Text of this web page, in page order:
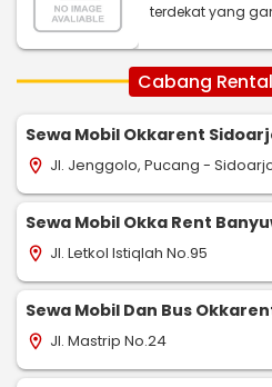
terdekat yang
Cabang
Sewa Mobil Okkarent
location_on Jl. Jenggolo, Pucang -
Sewa Mobil Okka Rent
location_on Jl. Letkol Istiqlah No.95
Sewa Mobil Dan Bus
location_on Jl. Mastrip No.24